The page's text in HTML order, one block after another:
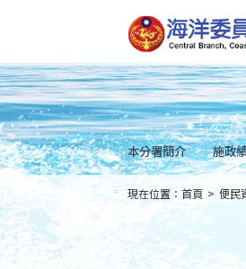
到
主
要
內
容
Skip
to
main
content
本分署簡介 施政
::: 現在位置： 首頁 > 便民